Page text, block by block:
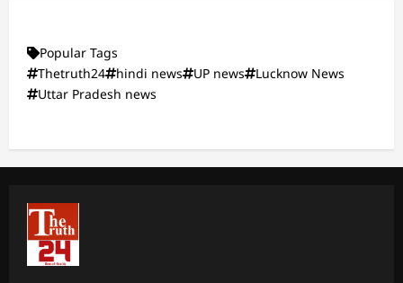
Popular Tags
Thetruth24
hindi news UP news
Lucknow News
Uttar Pradesh news